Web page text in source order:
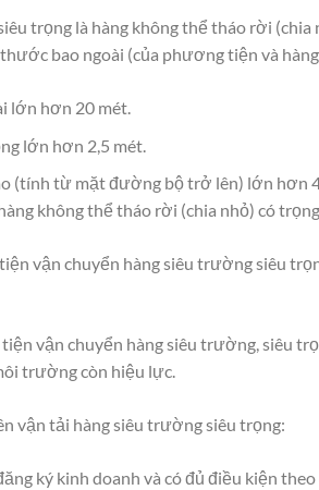
trọng là hàng không thể tháo rời
bao ngoài (của phương tiện và
lớn hơn 20 mét.
lớn hơn 2,5 mét.
(tính từ mặt đường bộ trở lên) lớn hơn
không thể tháo rời (chia nhỏ) có
vận chuyển hàng siêu trường siêu
vận chuyển hàng siêu trường, siêu
trường còn hiệu lực.
vận tải hàng siêu trường siêu trọng:
ký kinh doanh và có đủ điều kiện